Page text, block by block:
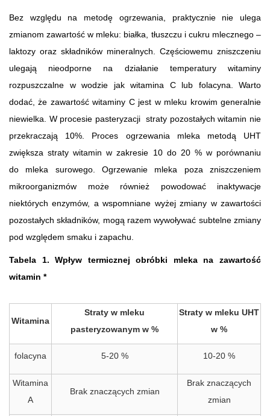
Bez względu na metodę ogrzewania, praktycznie nie ulega
zmianom zawartość w mleku: białka, tłuszczu i cukru mlecznego –
laktozy oraz składników mineralnych. Częściowemu zniszczeniu
ulegają nieodporne na działanie temperatury witaminy
rozpuszczalne w wodzie jak witamina C lub folacyna. Warto
dodać, że zawartość witaminy C jest w mleku krowim generalnie
niewielka. W procesie pasteryzacji straty pozostałych witamin nie
przekraczają 10%. Proces ogrzewania mleka metodą UHT
zwiększa straty witamin w zakresie 10 do 20 % w porównaniu
do mleka surowego. Ogrzewanie mleka poza zniszczeniem
mikroorganizmów może również powodować inaktywacje
niektórych enzymów, a wspomniane wyżej zmiany w zawartości
pozostałych składników, mogą razem wywoływać subtelne zmiany
pod względem smaku i zapachu.
Tabela 1. Wpływ termicznej obróbki mleka na zawartość
witamin *
Witamina
Straty w mleku
pasteryzowanym w %
Straty w mleku UHT
w %
folacyna 5-20 % 10-20 %
Witamina
A
Brak znaczących zmian
Brak znaczących
zmian